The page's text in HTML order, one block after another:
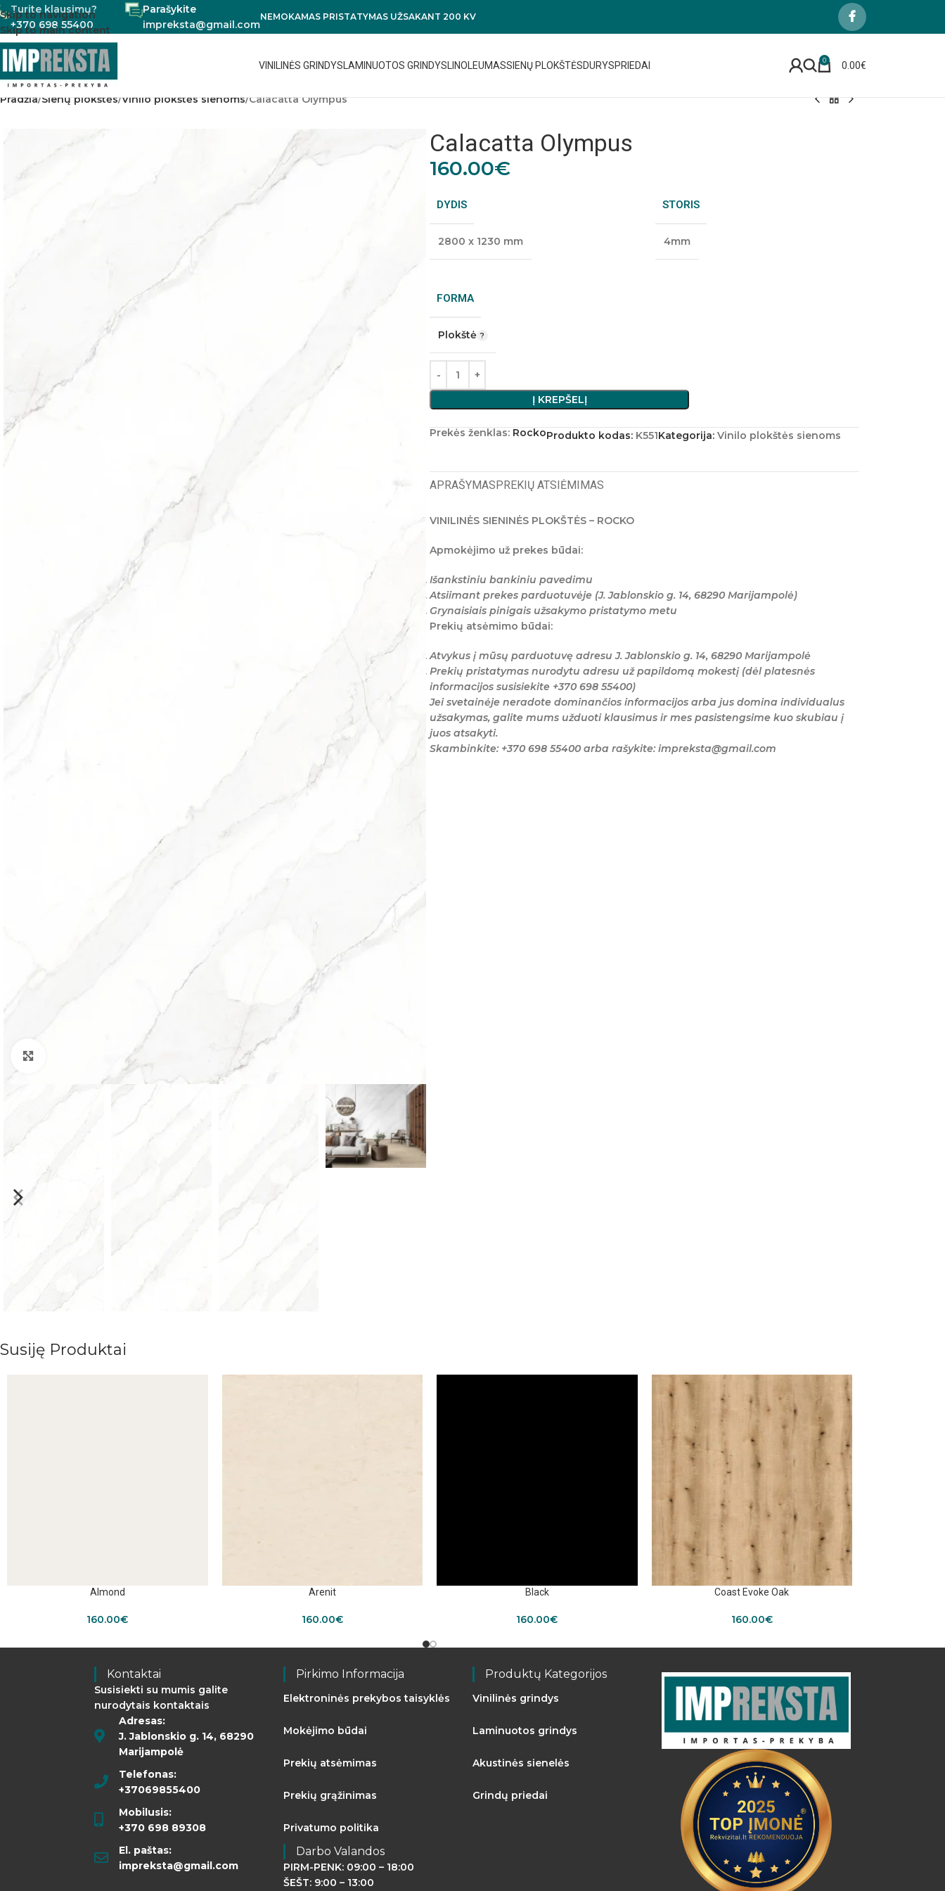
Skip to navigation
Skip to main content
Turite klausimų?
+370 698 55400
Parašykite
impreksta@gmail.com
NEMOKAMAS PRISTATYMAS UŽSAKANT 200 KV
VINILINĖS GRINDYS LAMINUOTOS GRINDYS LINOLEUMASSIENŲ PLOKŠTĖSDURYSPRIEDAI 0 0.00€
Pradžia Sienų plokštės Vinilo plokštės sienoms Calacatta Olympus
Padidinti nuotrauką
Calacatta Olympus
160.00€
DYDIS
2800 x 1230 mm
STORIS
4mm
FORMA
Plokštė
Į KREPŠELĮ
Prekės ženklas: RockoProdukto kodas: K551Kategorija: Vinilo plokštės sienoms
APRAŠYMASPREKIŲ ATSIĖMIMAS
VINILINĖS SIENINĖS PLOKŠTĖS – ROCKO
Apmokėjimo už prekes būdai:
Išankstiniu bankiniu pavedimu
Atsiimant prekes parduotuvėje (J. Jablonskio g. 14, 68290 Marijampolė)
Grynaisiais pinigais užsakymo pristatymo metu
Prekių atsėmimo būdai:
Atvykus į mūsų parduotuvę adresu J. Jablonskio g. 14, 68290 Marijampolė
Prekių pristatymas nurodytu adresu už papildomą mokestį (dėl platesnės
informacijos susisiekite +370 698 55400)
Jei svetainėje neradote dominančios informacijos arba jus domina individualus
užsakymas, galite mums užduoti klausimus ir mes pasistengsime kuo skubiau į
juos atsakyti.
Skambinkite: +370 698 55400 arba rašykite: impreksta@gmail.com
Susiję Produktai
Almond
160.00€
Arenit
160.00€
Black
160.00€
Coast Evoke Oak
160.00€
Kontaktai
Susisiekti su mumis galite
nurodytais kontaktais
Adresas:
J. Jablonskio g. 14, 68290
Marijampolė
Telefonas:
+37069855400
Mobilusis:
+370 698 89308
El. paštas:
impreksta@gmail.com
Pirkimo Informacija
Elektroninės prekybos taisyklės
Mokėjimo būdai
Prekių atsėmimas
Prekių grąžinimas
Privatumo politika
Darbo Valandos
PIRM-PENK: 09:00 – 18:00
ŠEŠT: 9:00 – 13:00
Produktų Kategorijos
Vinilinės grindys
Laminuotos grindys
Akustinės sienelės
Grindų priedai